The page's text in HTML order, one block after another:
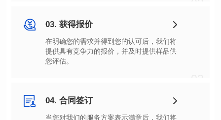
03. 获得报价
您评估。
04. 合同签订